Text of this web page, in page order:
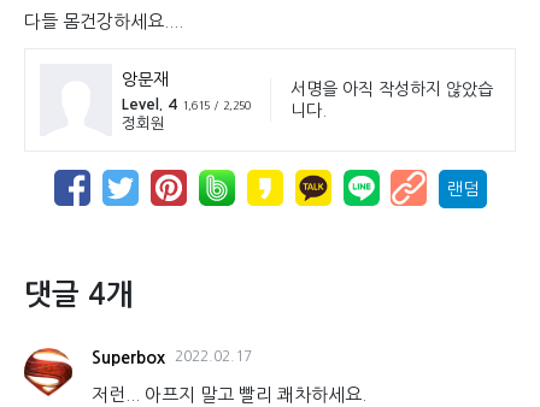
다들 몸건강하세요....
앙문재
Level. 4 1,615 / 2,250
정회원
서명을 아직 작성하지 않았습
니다.
랜덤
댓글 4개
Superbox 2022.02.17
저런... 아프지 말고 빨리 쾌차하세요.